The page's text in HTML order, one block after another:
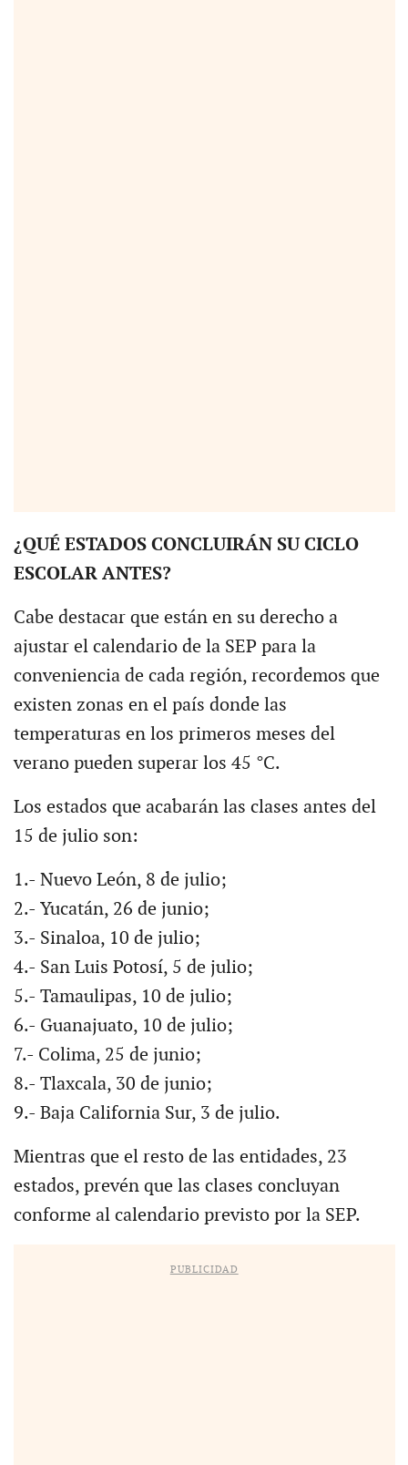
¿QUÉ ESTADOS CONCLUIRÁN SU CICLO
ESCOLAR ANTES?
Cabe destacar que están en su derecho a
ajustar el calendario de la SEP para la
conveniencia de cada región, recordemos que
existen zonas en el país donde las
temperaturas en los primeros meses del
verano pueden superar los 45 °C.
Los estados que acabarán las clases antes del
15 de julio son:
1.- Nuevo León, 8 de julio;
2.- Yucatán, 26 de junio;
3.- Sinaloa, 10 de julio;
4.- San Luis Potosí, 5 de julio;
5.- Tamaulipas, 10 de julio;
6.- Guanajuato, 10 de julio;
7.- Colima, 25 de junio;
8.- Tlaxcala, 30 de junio;
9.- Baja California Sur, 3 de julio.
Mientras que el resto de las entidades, 23
estados, prevén que las clases concluyan
conforme al calendario previsto por la SEP.
PUBLICIDAD